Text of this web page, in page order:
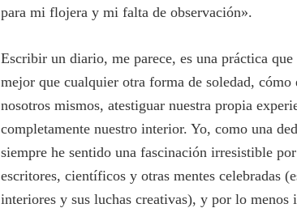
para mi flojera y mi falta de observación».
Escribir un diario, me parece, es una práctica que
mejor que cualquier otra forma de soledad, cómo
nosotros mismos, atestiguar nuestra propia
completamente nuestro interior. Yo, como una
siempre he sentido una fascinación irresistible
escritores, científicos y otras mentes celebradas
interiores y sus luchas creativas), y por lo menos